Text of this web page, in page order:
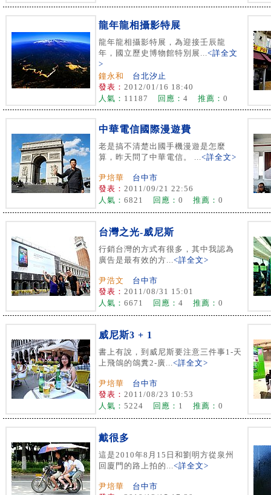
龍年龍相攝影特展
龍年龍相攝影特展，為迎接壬辰龍
年，國立歷史博物館特別展...<詳全文
>
鐘永和
台北汐止
發表：2012/01/16 18:40
人氣： 11187 回應：4 推薦：0
中華電信國際漫遊費
老是搞不清楚出國手機漫遊是怎麼
算，昨天問了中華電信。 ...<詳全文>
尹培華
台中市
發表：2011/09/21 22:56
人氣：6821 回應：0 推薦：0
台灣之光-威尼斯
行銷台灣的方式有很多，其中我認為
廣告是最有效的方...<詳全文>
尹浩文
台中市
發表：2011/08/31 15:01
人氣：6671 回應：4 推薦：0
威尼斯3 + 1
書上有說，到威尼斯要注意三件事1-天
上飛鴿的鴿糞2-廣...<詳全文>
尹培華
台中市
發表：2011/08/23 10:53
人氣：5224 回應： 1 推薦：0
戴很多
這是2010年8月15日和劉明方從泉州
回廈門的路上拍的...<詳全文>
尹培華
台中市